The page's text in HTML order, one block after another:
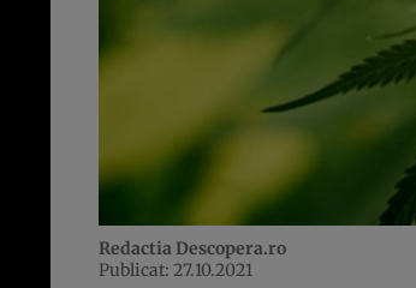
Redactia Descopera.ro
Publicat: 27.10.2021